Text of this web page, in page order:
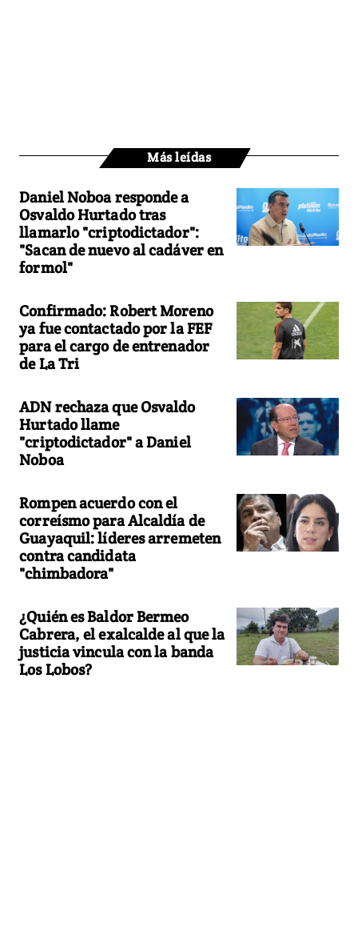
Más leídas
Daniel Noboa responde a
Osvaldo Hurtado tras
llamarlo "criptodictador":
"Sacan de nuevo al cadáver en
formol"
Confirmado: Robert Moreno
ya fue contactado por la FEF
para el cargo de entrenador
de La Tri
ADN rechaza que Osvaldo
Hurtado llame
"criptodictador" a Daniel
Noboa
Rompen acuerdo con el
correísmo para Alcaldía de
Guayaquil: líderes arremeten
contra candidata
"chimbadora"
¿Quién es Baldor Bermeo
Cabrera, el exalcalde al que la
justicia vincula con la banda
Los Lobos?